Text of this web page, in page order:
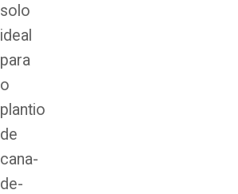
solo
ideal
para
o
plantio
de
cana-
de-